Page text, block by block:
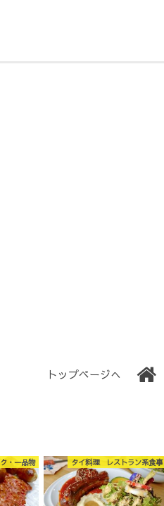
トップページへ
・一品物 タイ料理 レストラン系食事